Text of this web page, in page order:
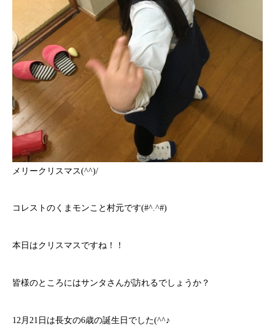
メリークリスマス(^^)/
コレストのくまモンこと村元です(#^.^#)
本日はクリスマスですね！！
皆様のところにはサンタさんが訪れるでしょうか？
12月21日は長女の6歳の誕生日でした(^^♪